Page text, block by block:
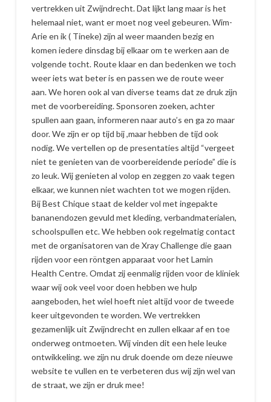
vertrekken uit Zwijndrecht. Dat lijkt lang maar is het
helemaal niet, want er moet nog veel gebeuren. Wim-
Arie en ik ( Tineke) zijn al weer maanden bezig en
komen iedere dinsdag bij elkaar om te werken aan de
volgende tocht. Route klaar en dan bedenken we toch
weer iets wat beter is en passen we de route weer
aan. We horen ook al van diverse teams dat ze druk zijn
met de voorbereiding. Sponsoren zoeken, achter
spullen aan gaan, informeren naar auto’s en ga zo maar
door. We zijn er op tijd bij ,maar hebben de tijd ook
nodig. We vertellen op de presentaties altijd “vergeet
niet te genieten van de voorbereidende periode” die is
zo leuk. Wij genieten al volop en zeggen zo vaak tegen
elkaar, we kunnen niet wachten tot we mogen rijden.
Bij Best Chique staat de kelder vol met ingepakte
bananendozen gevuld met kleding, verbandmaterialen,
schoolspullen etc. We hebben ook regelmatig contact
met de organisatoren van de Xray Challenge die gaan
rijden voor een röntgen apparaat voor het Lamin
Health Centre. Omdat zij eenmalig rijden voor de kliniek
waar wij ook veel voor doen hebben we hulp
aangeboden, het wiel hoeft niet altijd voor de tweede
keer uitgevonden te worden. We vertrekken
gezamenlijk uit Zwijndrecht en zullen elkaar af en toe
onderweg ontmoeten. Wij vinden dit een hele leuke
ontwikkeling. we zijn nu druk doende om deze nieuwe
website te vullen en te verbeteren dus wij zijn wel van
de straat, we zijn er druk mee!